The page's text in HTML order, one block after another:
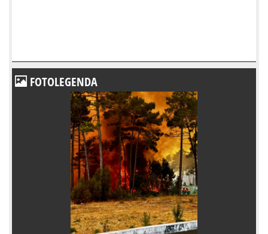
FOTOLEGENDA